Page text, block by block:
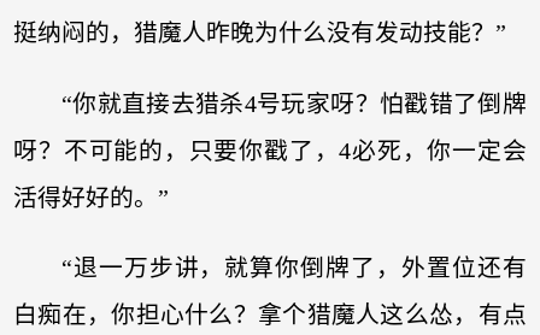
挺纳闷的，猎魔人昨晚为什么没有发动技能？”
“你就直接去猎杀4号玩家呀？怕戳错了倒牌
呀？不可能的，只要你戳了，4必死，你一定会
活得好好的。”
“退一万步讲，就算你倒牌了，外置位还有
白痴在，你担心什么？拿个猎魔人这么怂，有点